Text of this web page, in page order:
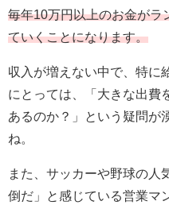
毎年10万円以上のお金がラ
ていくことになります。
収入が増えない中で、特に
にとっては、「大きな出費
あるのか？」という疑問が
ね。
また、サッカーや野球の人
倒だ」と感じている営業マ